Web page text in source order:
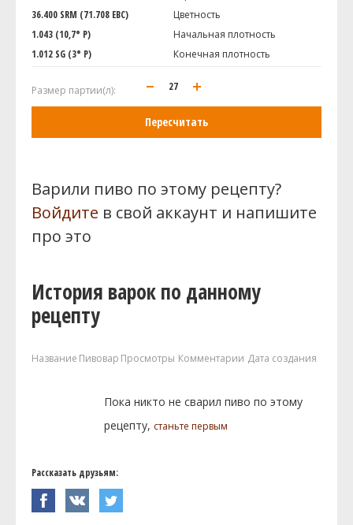
36.400 SRM (71.708 EBC)
Цветность
1.043 (10,7° P)
Начальная плотность
1.012 SG (3° P)
Конечная плотность
Размер партии(л):
Пересчитать
Варили пиво по этому рецепту?
Войдите в свой аккаунт и напишите
про это
История варок по данному
рецепту
Название Пивовар Просмотры Комментарии Дата создания
Пока никто не сварил пиво по этому
рецепту, станьте первым
Рассказать друзьям: